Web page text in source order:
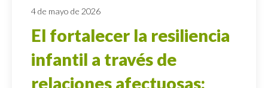
4 de mayo de 2026
El fortalecer la resiliencia
infantil a través de
relaciones afectuosas: